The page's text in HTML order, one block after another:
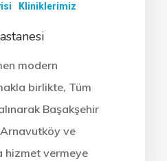
Kliniklerimiz
modern
birlikte, Tüm
Başakşehir
ve
hizmet vermeye